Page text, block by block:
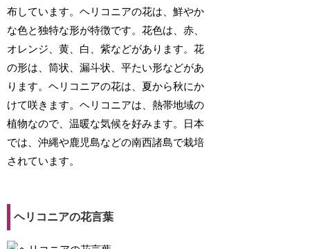
布しています。ヘリコニアの花は、鮮やか
な色と独特な形が特徴です。花色は、赤、
オレンジ、黄、白、紫などがあります。花
の形は、筒状、漏斗状、平たい形などがあ
ります。ヘリコニアの花は、夏から秋にか
けて咲きます。ヘリコニアは、熱帯地域の
植物なので、温暖な気候を好みます。日本
では、沖縄や鹿児島などの南西諸島で栽培
されています。
ヘリコニアの花言葉